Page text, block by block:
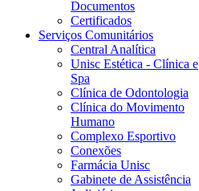
Documentos
Certificados
Serviços Comunitários
Central Analítica
Unisc Estética - Clínica e
Spa
Clínica de Odontologia
Clínica do Movimento
Humano
Complexo Esportivo
Conexões
Farmácia Unisc
Gabinete de Assistência